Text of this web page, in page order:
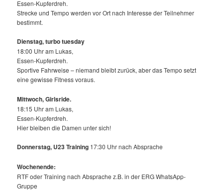
Essen-Kupferdreh.
Strecke und Tempo werden vor Ort nach Interesse der Teilnehmer
bestimmt.
Dienstag, turbo tuesday
18:00 Uhr am Lukas,
Essen-Kupferdreh.
Sportive Fahrweise – niemand bleibt zurück, aber das Tempo setzt
eine gewisse Fitness voraus.
Mittwoch,Girlsride.
18:15 Uhr am Lukas,
Essen-Kupferdreh.
Hier bleiben die Damen unter sich!
Donnerstag, U23 Training 17:30 Uhr nach Absprache
Wochenende:
RTF oder Training nach Absprache z.B. in der ERG WhatsApp-
Gruppe